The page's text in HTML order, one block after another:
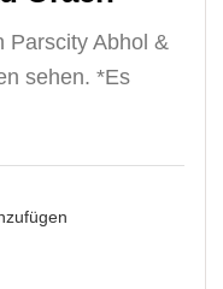
Parscity Abhol &
sehen. *Es